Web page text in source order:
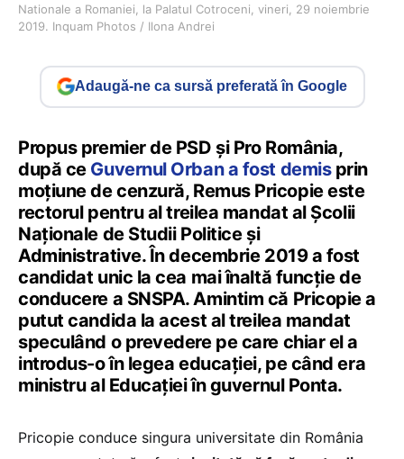
Nationale a Romaniei, la Palatul Cotroceni, vineri, 29 noiembrie
2019. Inquam Photos / Ilona Andrei
Adaugă-ne ca sursă preferată în Google
Propus premier de PSD și Pro România,
după ce Guvernul Orban a fost demisprin
moțiune de cenzură, Remus Pricopie este
rectorul pentru al treilea mandat al Școlii
Naționale de Studii Politice și
Administrative. În decembrie 2019 a fost
candidat unic la cea mai înaltă funcție de
conducere a SNSPA. Amintim că Pricopie a
putut candida la acest al treilea mandat
speculând o prevedere pe care chiar el a
introdus-o în legea educației, pe când era
ministru al Educației în guvernul Ponta.
Pricopie conduce singura universitate din România